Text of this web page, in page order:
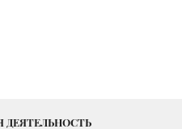
ДЕЯТЕЛЬНОСТЬ